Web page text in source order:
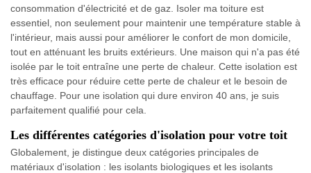
consommation d'électricité et de gaz. Isoler ma toiture est
essentiel, non seulement pour maintenir une température stable à
l'intérieur, mais aussi pour améliorer le confort de mon domicile,
tout en atténuant les bruits extérieurs. Une maison qui n'a pas été
isolée par le toit entraîne une perte de chaleur. Cette isolation est
très efficace pour réduire cette perte de chaleur et le besoin de
chauffage. Pour une isolation qui dure environ 40 ans, je suis
parfaitement qualifié pour cela.
Les différentes catégories d'isolation pour votre toit
Globalement, je distingue deux catégories principales de
matériaux d'isolation : les isolants biologiques et les isolants